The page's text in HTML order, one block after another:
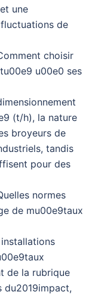
une
de
choisir
u00e0 ses
(t/h), la nature
broyeurs de
tandis
pour des
normes
de mu00e9taux
de la rubrique
du2019impact,